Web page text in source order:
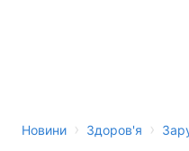
Новини › Здоров'я ›